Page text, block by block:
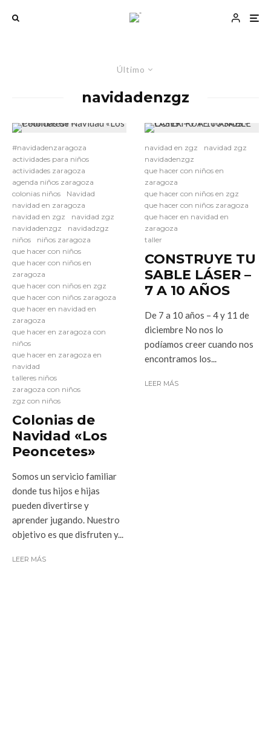
Último
navidadenzgz
#navidadenzaragoza
actividades para niños
actividades zaragoza
agenda niños zaragoza
colonias niños
Navidad
navidad en zaragoza
navidad en zgz
navidad zgz
navidadenzgz
navidadzgz
niños
niños zaragoza
que hacer con niños
que hacer con niños en
zaragoza
que hacer con niños en zgz
que hacer con niños zaragoza
que hacer en navidad en
zaragoza
que hacer en zaragoza con
niños
que hacer en zaragoza en
navidad
talleres niños
zaragoza con niños
zgz con niños
Colonias de
Navidad «Los
Peoncetes»
Somos un servicio familiar
donde tus hijos e hijas
pueden divertirse y
aprender jugando. Nuestro
objetivo es que disfruten y...
LEER MÁS
navidad en zgz
navidad zgz
navidadenzgz
que hacer con niños en
zaragoza
que hacer con niños en zgz
que hacer con niños zaragoza
que hacer en navidad en
zaragoza
taller
CONSTRUYE TU
SABLE LÁSER –
7 A 10 AÑOS
De 7 a 10 años – 4 y 11 de
diciembre No nos lo
podíamos creer cuando nos
encontramos los...
LEER MÁS